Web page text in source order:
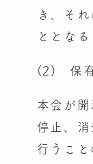
き、そ
ととな
(2) 保有
本会が
停止、
行うこと